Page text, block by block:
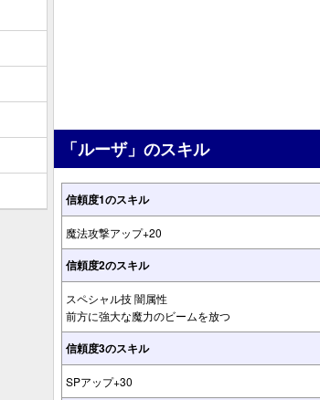
「ルーザ」のスキル
信頼度1のスキル
魔法攻撃アップ+20
信頼度2のスキル
スペシャル技 闇属性
前方に強大な魔力のビームを放つ
信頼度3のスキル
SPアップ+30